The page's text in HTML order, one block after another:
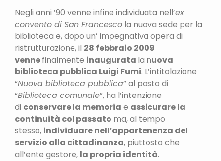
Negli anni ’90 venne infine individuata nell’ex
convento di San Francesco la nuova sede per la
biblioteca e, dopo un’ impegnativa opera di
ristrutturazione, il 28 febbraio 2009
vennefinalmente inaugurata la nuova
biblioteca pubblica Luigi Fumi. L’intitolazione
“Nuova biblioteca pubblica” al posto di
“Biblioteca comunale”, ha l’intenzione
di conservare la memoria e assicurare la
continuità col passato ma, al tempo
stesso, individuare nell’appartenenza del
servizio alla cittadinanza, piuttosto che
all’ente gestore, la propria identità.